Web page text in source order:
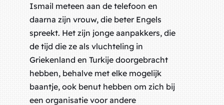
Ismail meteen aan de telefoon en
daarna zijn vrouw, die beter Engels
spreekt. Het zijn jonge aanpakkers, die
de tijd die ze als vluchteling in
Griekenland en Turkije doorgebracht
hebben, behalve met elke mogelijk
baantje, ook benut hebben om zich bij
een organisatie voor andere